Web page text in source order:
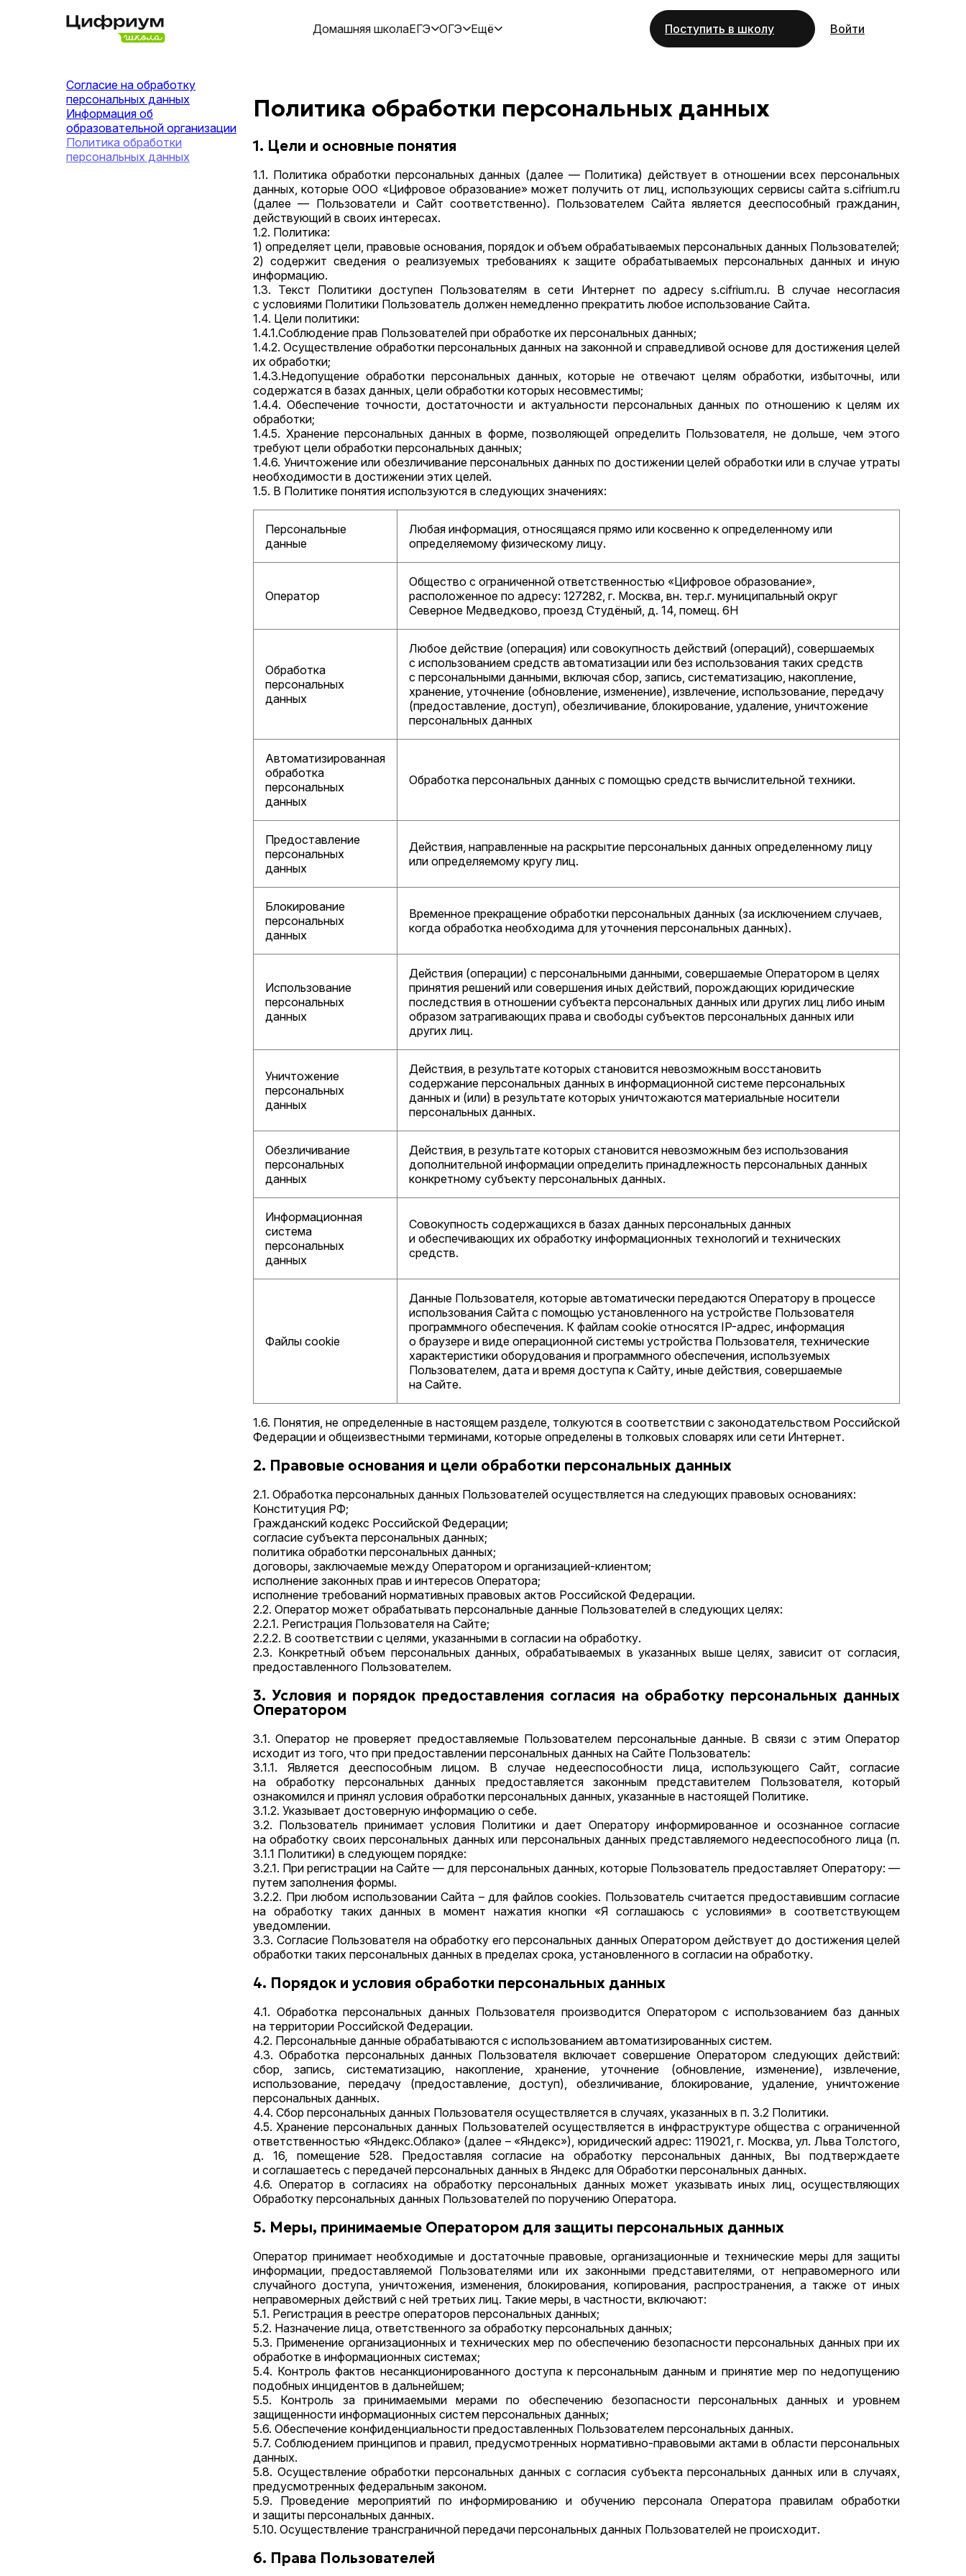
Домашняя школаЕГЭ ОГЭ Ещё Поступить в школу Войти
Cогласие на обработку
персональных данных
Информация об
образовательной организации
Политика обработки
персональных данных
Политика обработки персональных данных
1. Цели и основные понятия
1.1. Политика обработки персональных данных (далее — Политика) действует в отношении всех персональных
данных, которые ООО «Цифровое образование» может получить от лиц, использующих сервисы сайта s.cifrium.ru
(далее — Пользователи и Сайт соответственно). Пользователем Сайта является дееспособный гражданин,
действующий в своих интересах.
1.2. Политика:
1) определяет цели, правовые основания, порядок и объем обрабатываемых персональных данных Пользователей;
2) содержит сведения о реализуемых требованиях к защите обрабатываемых персональных данных и иную
информацию.
1.3. Текст Политики доступен Пользователям в сети Интернет по адресу s.cifrium.ru. В случае несогласия
с условиями Политики Пользователь должен немедленно прекратить любое использование Сайта.
1.4. Цели политики:
1.4.1.Соблюдение прав Пользователей при обработке их персональных данных;
1.4.2. Осуществление обработки персональных данных на законной и справедливой основе для достижения целей
их обработки;
1.4.3.Недопущение обработки персональных данных, которые не отвечают целям обработки, избыточны, или
содержатся в базах данных, цели обработки которых несовместимы;
1.4.4. Обеспечение точности, достаточности и актуальности персональных данных по отношению к целям их
обработки;
1.4.5. Хранение персональных данных в форме, позволяющей определить Пользователя, не дольше, чем этого
требуют цели обработки персональных данных;
1.4.6. Уничтожение или обезличивание персональных данных по достижении целей обработки или в случае утраты
необходимости в достижении этих целей.
1.5. В Политике понятия используются в следующих значениях:
Персональные
данные
Любая информация, относящаяся прямо или косвенно к определенному или
определяемому физическому лицу.
Оператор
Общество с ограниченной ответственностью «Цифровое образование»,
расположенное по адресу: 127282, г. Москва, вн. тер.г. муниципальный округ
Северное Медведково, проезд Студёный, д. 14, помещ. 6Н
Обработка
персональных
данных
Любое действие (операция) или совокупность действий (операций), совершаемых
с использованием средств автоматизации или без использования таких средств
с персональными данными, включая сбор, запись, систематизацию, накопление,
хранение, уточнение (обновление, изменение), извлечение, использование, передачу
(предоставление, доступ), обезличивание, блокирование, удаление, уничтожение
персональных данных
Автоматизированная
обработка
персональных
данных
Обработка персональных данных с помощью средств вычислительной техники.
Предоставление
персональных
данных
Действия, направленные на раскрытие персональных данных определенному лицу
или определяемому кругу лиц.
Блокирование
персональных
данных
Временное прекращение обработки персональных данных (за исключением случаев,
когда обработка необходима для уточнения персональных данных).
Использование
персональных
данных
Действия (операции) с персональными данными, совершаемые Оператором в целях
принятия решений или совершения иных действий, порождающих юридические
последствия в отношении субъекта персональных данных или других лиц либо иным
образом затрагивающих права и свободы субъектов персональных данных или
других лиц.
Уничтожение
персональных
данных
Действия, в результате которых становится невозможным восстановить
содержание персональных данных в информационной системе персональных
данных и (или) в результате которых уничтожаются материальные носители
персональных данных.
Обезличивание
персональных
данных
Действия, в результате которых становится невозможным без использования
дополнительной информации определить принадлежность персональных данных
конкретному субъекту персональных данных.
Информационная
система
персональных
данных
Совокупность содержащихся в базах данных персональных данных
и обеспечивающих их обработку информационных технологий и технических
средств.
Файлы cookie
Данные Пользователя, которые автоматически передаются Оператору в процессе
использования Сайта с помощью установленного на устройстве Пользователя
программного обеспечения. К файлам cookie относятся IP-адрес, информация
о браузере и виде операционной системы устройства Пользователя, технические
характеристики оборудования и программного обеспечения, используемых
Пользователем, дата и время доступа к Сайту, иные действия, совершаемые
на Сайте.
1.6. Понятия, не определенные в настоящем разделе, толкуются в соответствии с законодательством Российской
Федерации и общеизвестными терминами, которые определены в толковых словарях или сети Интернет.
2. Правовые основания и цели обработки персональных данных
2.1. Обработка персональных данных Пользователей осуществляется на следующих правовых основаниях:
Конституция РФ;
Гражданский кодекс Российской Федерации;
согласие субъекта персональных данных;
политика обработки персональных данных;
договоры, заключаемые между Оператором и организацией-клиентом;
исполнение законных прав и интересов Оператора;
исполнение требований нормативных правовых актов Российской Федерации.
2.2. Оператор может обрабатывать персональные данные Пользователей в следующих целях:
2.2.1. Регистрация Пользователя на Сайте;
2.2.2. В соответствии с целями, указанными в согласии на обработку.
2.3. Конкретный объем персональных данных, обрабатываемых в указанных выше целях, зависит от согласия,
предоставленного Пользователем.
3. Условия и порядок предоставления согласия на обработку персональных данных
Оператором
3.1. Оператор не проверяет предоставляемые Пользователем персональные данные. В связи с этим Оператор
исходит из того, что при предоставлении персональных данных на Сайте Пользователь:
3.1.1. Является дееспособным лицом. В случае недееспособности лица, использующего Сайт, согласие
на обработку персональных данных предоставляется законным представителем Пользователя, который
ознакомился и принял условия обработки персональных данных, указанные в настоящей Политике.
3.1.2. Указывает достоверную информацию о себе.
3.2. Пользователь принимает условия Политики и дает Оператору информированное и осознанное согласие
на обработку своих персональных данных или персональных данных представляемого недееспособного лица (п.
3.1.1 Политики) в следующем порядке:
3.2.1. При регистрации на Сайте — для персональных данных, которые Пользователь предоставляет Оператору: —
путем заполнения формы.
3.2.2. При любом использовании Сайта – для файлов cookies. Пользователь считается предоставившим согласие
на обработку таких данных в момент нажатия кнопки «Я соглашаюсь с условиями» в соответствующем
уведомлении.
3.3. Согласие Пользователя на обработку его персональных данных Оператором действует до достижения целей
обработки таких персональных данных в пределах срока, установленного в согласии на обработку.
4. Порядок и условия обработки персональных данных
4.1. Обработка персональных данных Пользователя производится Оператором с использованием баз данных
на территории Российской Федерации.
4.2. Персональные данные обрабатываются с использованием автоматизированных систем.
4.3. Обработка персональных данных Пользователя включает совершение Оператором следующих действий:
сбор, запись, систематизацию, накопление, хранение, уточнение (обновление, изменение), извлечение,
использование, передачу (предоставление, доступ), обезличивание, блокирование, удаление, уничтожение
персональных данных.
4.4. Сбор персональных данных Пользователя осуществляется в случаях, указанных в п. 3.2 Политики.
4.5. Хранение персональных данных Пользователей осуществляется в инфраструктуре общества с ограниченной
ответственностью «Яндекс.Облако» (далее – «Яндекс»), юридический адрес: 119021, г. Москва, ул. Льва Толстого,
д. 16, помещение 528. Предоставляя согласие на обработку персональных данных, Вы подтверждаете
и соглашаетесь с передачей персональных данных в Яндекс для Обработки персональных данных.
4.6. Оператор в согласиях на обработку персональных данных может указывать иных лиц, осуществляющих
Обработку персональных данных Пользователей по поручению Оператора.
5. Меры, принимаемые Оператором для защиты персональных данных
Оператор принимает необходимые и достаточные правовые, организационные и технические меры для защиты
информации, предоставляемой Пользователями или их законными представителями, от неправомерного или
случайного доступа, уничтожения, изменения, блокирования, копирования, распространения, а также от иных
неправомерных действий с ней третьих лиц. Такие меры, в частности, включают:
5.1. Регистрация в реестре операторов персональных данных;
5.2. Назначение лица, ответственного за обработку персональных данных;
5.3. Применение организационных и технических мер по обеспечению безопасности персональных данных при их
обработке в информационных системах;
5.4. Контроль фактов несанкционированного доступа к персональным данным и принятие мер по недопущению
подобных инцидентов в дальнейшем;
5.5. Контроль за принимаемыми мерами по обеспечению безопасности персональных данных и уровнем
защищенности информационных систем персональных данных;
5.6. Обеспечение конфиденциальности предоставленных Пользователем персональных данных.
5.7. Соблюдением принципов и правил, предусмотренных нормативно-правовыми актами в области персональных
данных.
5.8. Осуществление обработки персональных данных с согласия субъекта персональных данных или в случаях,
предусмотренных федеральным законом.
5.9. Проведение мероприятий по информированию и обучению персонала Оператора правилам обработки
и защиты персональных данных.
5.10. Осуществление трансграничной передачи персональных данных Пользователей не происходит.
6. Права Пользователей